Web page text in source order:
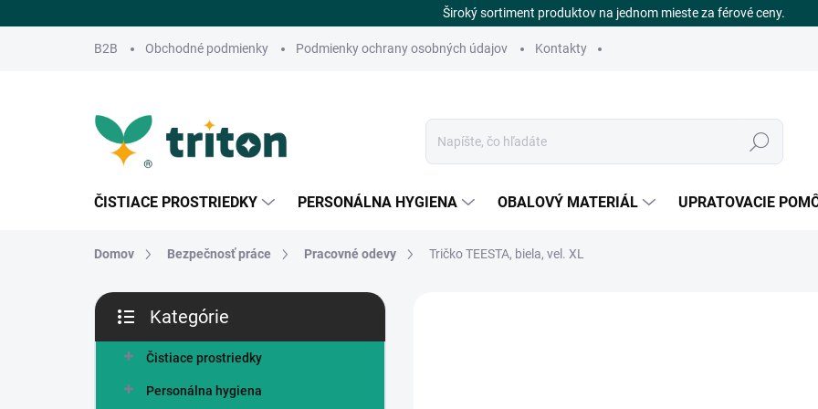
na
Široký sortiment produktov na jednom mieste za férové ceny.
B2B Obchodné podmienky Podmienky ochrany osobných údajov Kontakty
Hľadať
ČISTIACE PROSTRIEDKY PERSONÁLNA HYGIENA OBALOVÝ MATERIÁL UPRATOVACIE
Domov Bezpečnosť práce Pracovné odevy Tričko TEESTA, biela, vel. XL
B
č
kategórie
Kategórie
Čistiace prostriedky
Personálna hygiena